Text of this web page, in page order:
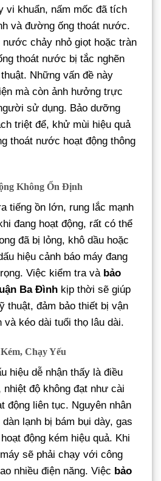
vi khuẩn, nấm mốc đã tích
và đường ống thoát nước.
nước chảy nhỏ giọt hoặc tràn
thoát nước bị tắc nghẽn
Những vấn đề này
mà còn ảnh hưởng trực
sử dụng. Bảo dưỡng
triệt để, khử mùi hiệu quả
thoát nước hoạt động thông
Không Ổn Định
tiếng ồn lớn, rung lắc mạnh
đang hoạt động, rất có thể
đã bị lỏng, khô dầu hoặc
hiệu cảnh báo máy đang
Việc kiểm tra và bảo
Ba Đình kịp thời sẽ giúp
thuật, đảm bảo thiết bị vận
và kéo dài tuổi thọ lâu dài.
Chạy Yếu
hiệu dễ nhận thấy là điều
nhiệt độ không đạt như cài
động liên tục. Nguyên nhân
lạnh bị bám bụi dày, gas
động kém hiệu quả. Khi
sẽ phải chạy với công
nhiều điện năng. Việc bảo